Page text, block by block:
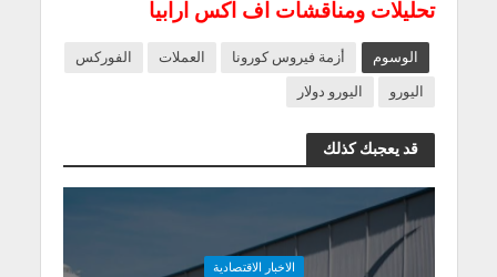
تحليلات ومناقشات اف اكس ارابيا
الوسوم أزمة فيروس كورونا العملات
الفوركس
اليورو
اليورو دولار
قد يعجبك كذلك
الاخبار الاقتصادية